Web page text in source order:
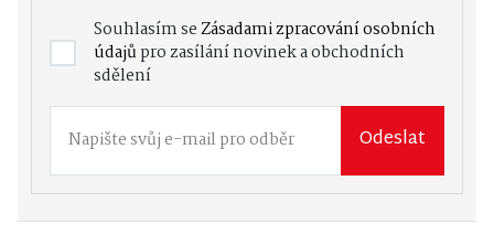
Souhlasím seZásadami zpracování osobních
údajůpro zasílání novinek a obchodních
sdělení
Odeslat